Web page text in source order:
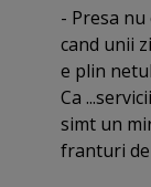
- Presa
cand unii
e plin
Ca
simt un
franturi